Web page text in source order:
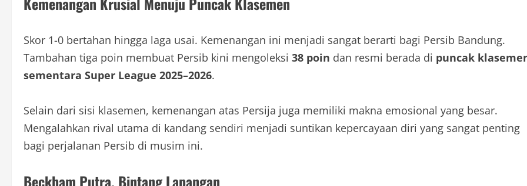
Skor 1-0 bertahan hingga laga usai. Kemenangan ini menjadi sangat berarti bagi Persib Bandung.
Tambahan tiga poin membuat Persib kini mengoleksi 38 poin dan resmi berada di puncak
sementara Super League 2025–2026.
Selain dari sisi klasemen, kemenangan atas Persija juga memiliki makna emosional yang besar.
Mengalahkan rival utama di kandang sendiri menjadi suntikan kepercayaan diri yang sangat penting
bagi perjalanan Persib di musim ini.
Beckham Putra, Bintang Lapangan